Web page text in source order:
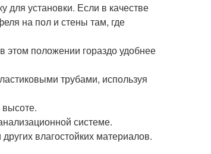
для установки. Если в качестве
на пол и стены там, где
этом положении гораздо удобнее
трубами, используя
системе.
влагостойких материалов.